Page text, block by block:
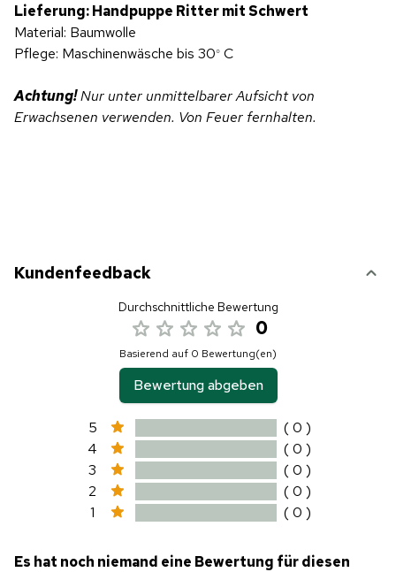
Lieferung: Handpuppe Ritter mit Schwert
Material: Baumwolle
Pflege: Maschinenwäsche bis 30° C
Achtung!Nur unter unmittelbarer Aufsicht von
Erwachsenen verwenden. Von Feuer fernhalten.
Kundenfeedback
Durchschnittliche Bewertung
0
Basierend auf 0 Bewertung(en)
Bewertung abgeben
5
( 0 )
4
( 0 )
3
( 0 )
2
( 0 )
1
( 0 )
Es hat noch niemand eine Bewertung für diesen